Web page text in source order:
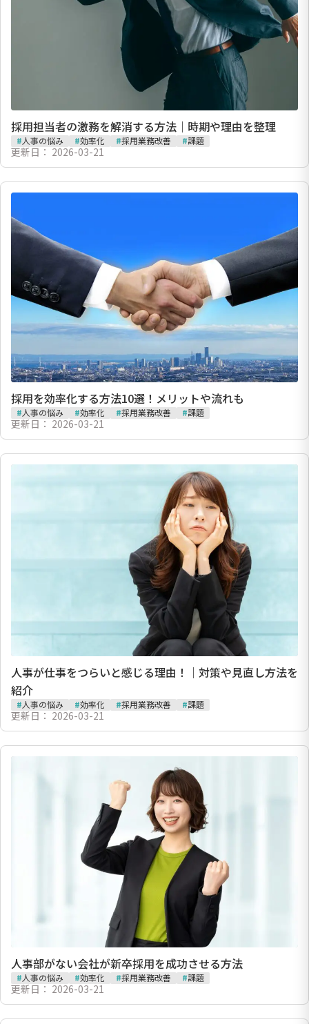
採用担当者の激務を解消する方法｜時期や理由を整理
#人事の悩み #効率化 #採用業務改善 #課題
更新日：2026-03-21
採用を効率化する方法10選！メリットや流れも
#人事の悩み #効率化 #採用業務改善 #課題
更新日： 2026-03-21
人事が仕事をつらいと感じる理由！｜対策や見直し方法を
紹介
#人事の悩み #効率化 #採用業務改善 #課題
更新日：2026-03-21
人事部がない会社が新卒採用を成功させる方法
#人事の悩み #効率化 #採用業務改善 #課題
更新日： 2026-03-21